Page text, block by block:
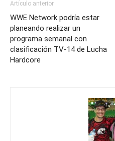
Artículo anterior
WWE Network podría estar
planeando realizar un
programa semanal con
clasificación TV-14 de Lucha
Hardcore